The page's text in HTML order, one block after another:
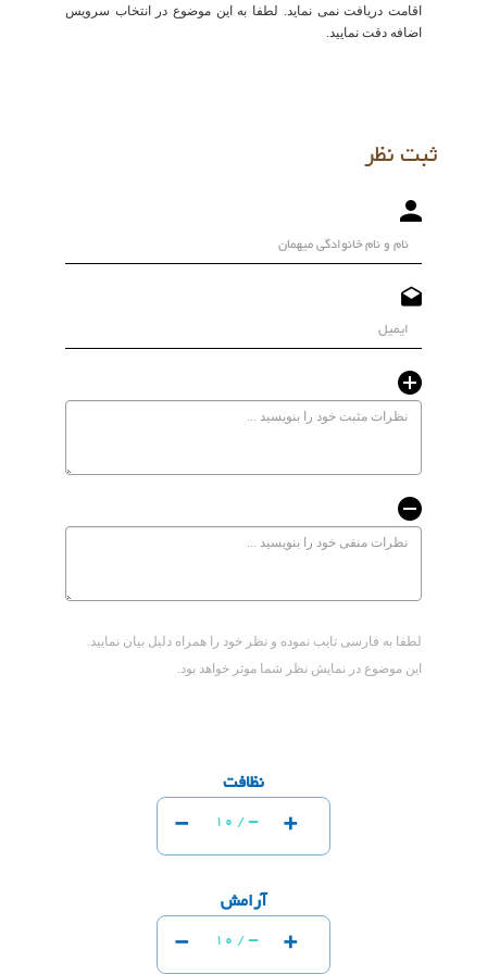
اقامت دریافت نمی نماید. لطفا به این موضوع در انتخاب سرویس
اضافه دقت نمایید.
ثبت نظر
لطفا به فارسی تایب نموده و نظر خود را همراه دلیل بیان نمایید.
این موضوع در نمایش نظر شما موثر خواهد بود.
نظافت
- 10 / - +
آرامش
- 10 / - +